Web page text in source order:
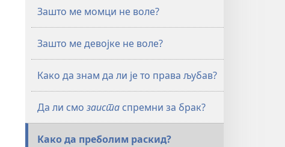
Зашто ме момци не воле?
Зашто ме девојке не воле?
Како да знам да ли је то права љубав?
Да ли смо заистаспремни за брак?
Како да преболим раскид?